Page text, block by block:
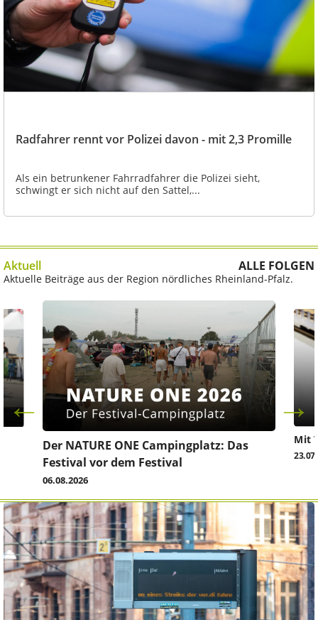
Radfahrer rennt vor Polizei davon - mit 2,3 Promille
Als ein betrunkener Fahrradfahrer die Polizei sieht,
schwingt er sich nicht auf den Sattel,...
Aktuell ALLE FOLGEN
Aktuelle Beiträge aus der Region nördliches Rheinland-Pfalz.
Der NATURE ONE Campingplatz: Das
Festival vor dem Festival
06.08.2026
Mit